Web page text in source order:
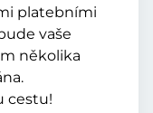
platebními
vaše
několika
cestu!